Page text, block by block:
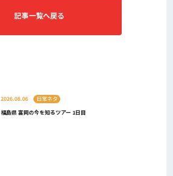
記事一覧へ戻る
2026.08.06
日常ネタ
福島県 富岡の今を知るツアー 1日目